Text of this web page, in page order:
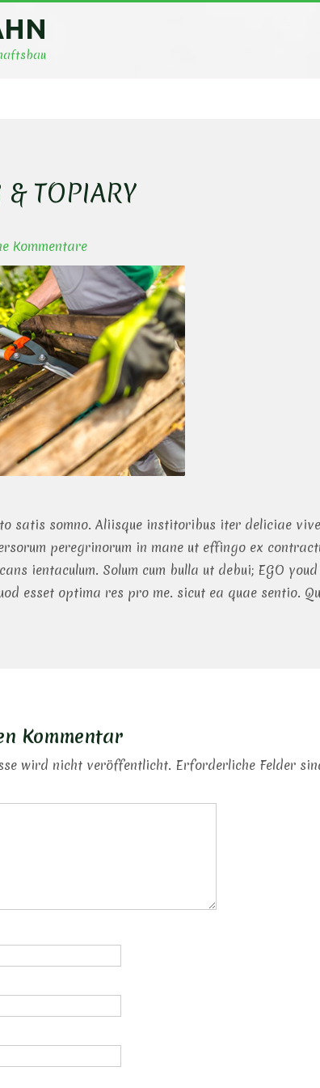
TOPIARY
Kommentare
satis somno. Aliisque institoribus iter deliciae
peregrinorum in mane ut effingo ex
ientaculum. Solum cum bulla ut debui; EGO
esset optima res pro me. sicut ea quae sentio.
Kommentar
wird nicht veröffentlicht. Erforderliche Felder